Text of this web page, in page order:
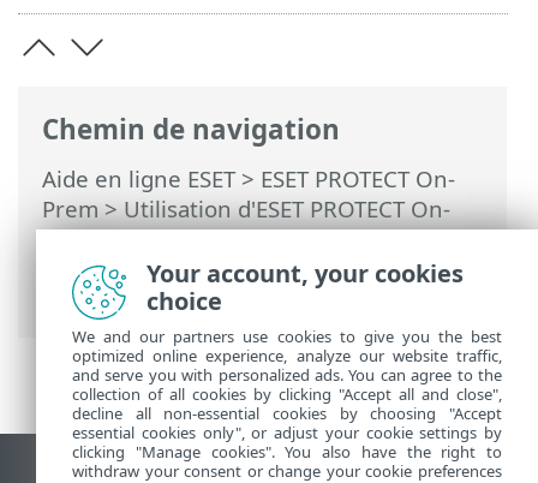
Chemin de navigation
Aide en ligne ESET> ESET PROTECT On-
Prem>Utilisation d'ESET PROTECT On-
Prem>ESET PROTECT On-Prem Menu
principal
>Plus >Droits d’accès >
Utilisateurs> Créer un utilisateur natif
Your account, your cookies
choice
We and our partners use cookies to give you the best
optimized online experience, analyze our website traffic,
and serve you with personalized ads. You can agree to the
collection of all cookies by clicking "Accept all and close",
decline all non-essential cookies by choosing "Accept
essential cookies only", or adjust your cookie settings by
clicking "Manage cookies". You also have the right to
withdraw your consent or change your cookie preferences